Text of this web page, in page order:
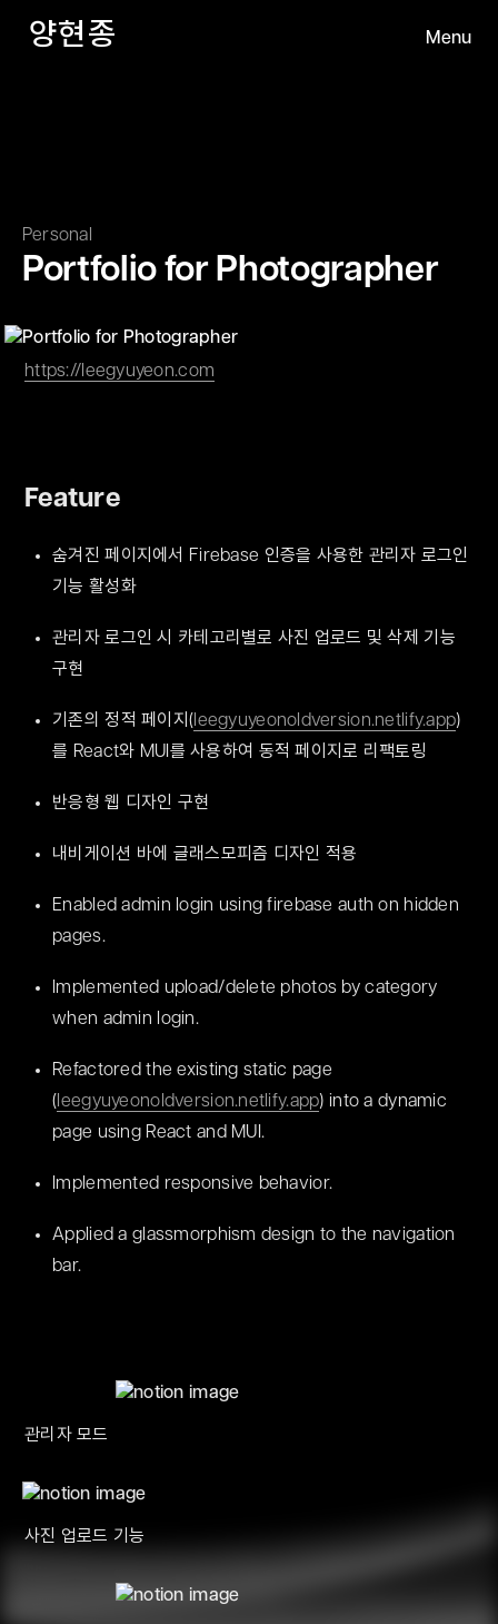
양현 종
Menu
Personal
Portfolio for Photographer
https://leegyuyeon.com
Feature
숨겨진 페이지에서 Firebase 인증을 사용한 관리자 로그인
기능 활성화
관리자 로그인 시 카테고리별로 사진 업로드 및 삭제 기능
구현
기존의 정적 페이지( leegyuyeonoldversion.netlify.app)
를 React와 MUI를 사용하여 동적 페이지로 리팩토링
반응형 웹 디자인 구현
Enabled admin login using firebase auth on hidden
pages.
Implemented upload/delete photos by category
when admin login.
Refactored the existing static page
( leegyuyeonoldversion.netlify.app) into a dynamic
page using React and MUI.
Implemented responsive behavior.
Applied a glassmorphism design to the navigation
bar.
관리자 모드
사진 업로드 기능